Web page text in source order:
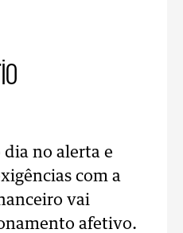
dia no alerta e
com a
vai
afetivo.